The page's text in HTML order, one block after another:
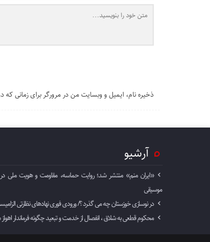
ذخیره نام، ایمیل و وبسایت من در مرورگر برای زمانی که
آرشیو
«ایران منم» منتشر شد؛ روایت حماسه، مقاومت و هویت ملی
موسیقی
در نوسازی خوزستان چه می گذرد ؟/ ورودی فوری نهادهای نظارتی
محکوم قطعی به شلاق ، انفصال از خدمت و تبعید چگونه فرماندار